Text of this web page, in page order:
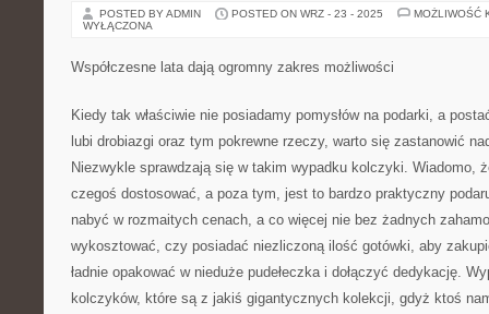
POSTED BY ADMIN POSTED ON WRZ - 23 - 2025
MOŻLIWOŚĆ
WYŁĄCZONA
Współczesne lata dają ogromny zakres możliwości
Kiedy tak właściwie nie posiadamy pomysłów na podarki, a
lubi drobiazgi oraz tym pokrewne rzeczy, warto się zastanowić
Niezwykle sprawdzają się w takim wypadku kolczyki. Wiadomo,
czegoś dostosować, a poza tym, jest to bardzo praktyczny
nabyć w rozmaitych cenach, a co więcej nie bez żadnych
wykosztować, czy posiadać niezliczoną ilość gotówki, aby
ładnie opakować w nieduże pudełeczka i dołączyć dedykację.
kolczyków, które są z jakiś gigantycznych kolekcji, gdyż ktoś